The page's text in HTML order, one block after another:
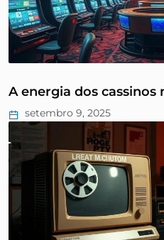
A energia dos cassinos
setembro 9, 2025